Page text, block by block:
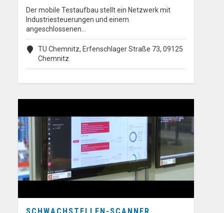
Der mobile Testaufbau stellt ein Netzwerk mit
Industriesteuerungen und einem
angeschlossenen…
TU Chemnitz, Erfenschlager Straße 73, 09125
Chemnitz